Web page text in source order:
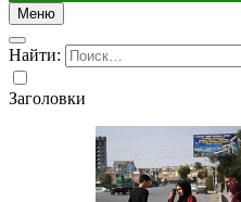
Меню
Найти:
Заголовки